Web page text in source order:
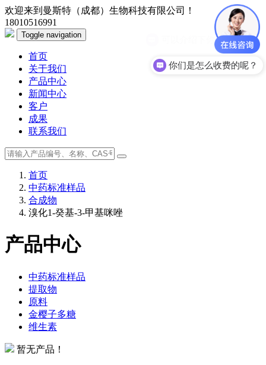
欢迎来到曼斯特（成都）生物科技有限公司！
18010516991
Toggle navigation
首页
关于我们
产品中心
新闻中心
客户
成果
联系我们
首页
中药标准样品
合成物
溴化1-癸基-3-甲基咪唑
产品中心
中药标准样品
提取物
原料
金樱子多糖
维生素
暂无产品！
可以介绍下你们的产品么？
你们是怎么收费的呢？